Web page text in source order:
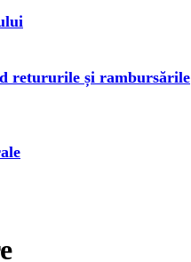
retururile și rambursările